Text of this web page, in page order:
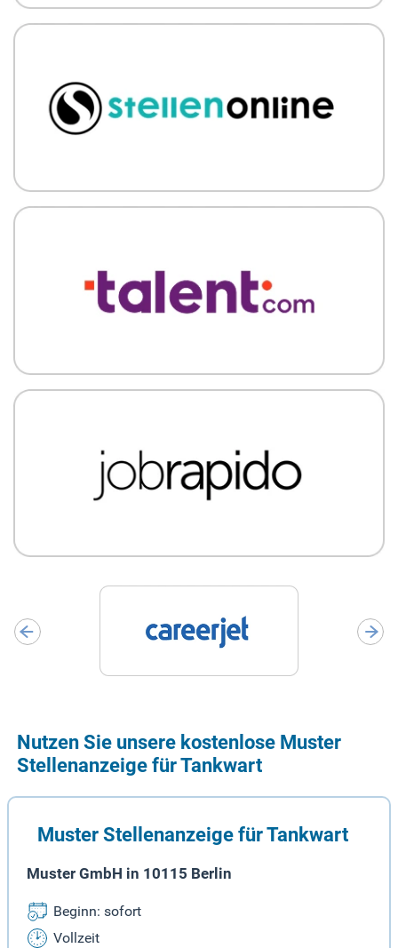
Nutzen Sie unsere kostenlose Muster
Stellenanzeige für Tankwart
Muster Stellenanzeige für Tankwart
Muster GmbH in 10115 Berlin
Beginn: sofort
Vollzeit